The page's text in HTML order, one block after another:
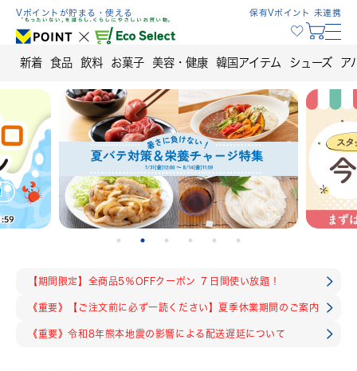
Skip
content
Vポイントが貯まる・使える 保有Vポイント 未連携
新着 食品 飲料 お菓子 美容・健康 韓国アイテム シューズ ア
【期間限定】全商品5％OFFクーポン ７日間使い放題！
《重要》【ご注文前に必ず一読ください】夏季休業期間のご案内
《重要》令和8年熊本地震の影響による配送遅延について